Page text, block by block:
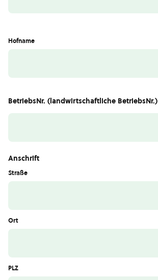
Hofname
BetriebsNr. (landwirtschaftliche BetriebsNr.)
Anschrift
Straße
Ort
PLZ